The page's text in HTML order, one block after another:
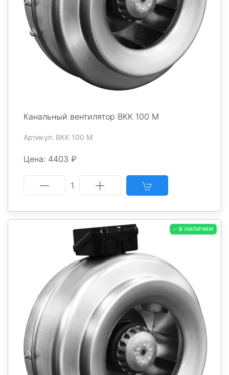
Канальный вентилятор ВКК 100 М
Артикул: ВКК 100 М
Цена: 4403 ₽
1
✅ В НАЛИЧИИ